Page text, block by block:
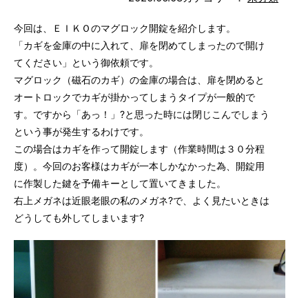
今回は、ＥＩＫＯのマグロック開錠を紹介します。
「カギを金庫の中に入れて、扉を閉めてしまったので開け
てください」という御依頼です。
マグロック（磁石のカギ）の金庫の場合は、扉を閉めると
オートロックでカギが掛かってしまうタイプが一般的で
す。ですから「あっ！」?と思った時には閉じこんでしまう
という事が発生するわけです。
この場合はカギを作って開錠します（作業時間は３０分程
度）。今回のお客様はカギが一本しかなかった為、開錠用
に作製した鍵を予備キーとして置いてきました。
右上メガネは近眼老眼の私のメガネ?で、よく見たいときは
どうしても外してしまいます?